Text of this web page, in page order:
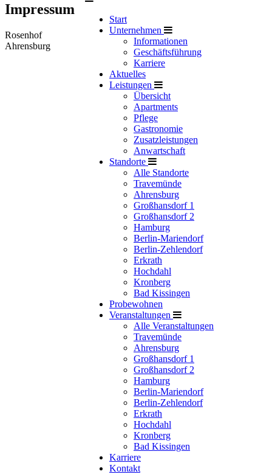
Start
Unternehmen
Informationen
Geschäftsführung
Karriere
Aktuelles
Leistungen
Übersicht
Apartments
Pflege
Gastronomie
Zusatzleistungen
Anwartschaft
Standorte
Alle Standorte
Travemünde
Ahrensburg
Großhansdorf 1
Großhansdorf 2
Hamburg
Berlin-Mariendorf
Berlin-Zehlendorf
Erkrath
Hochdahl
Kronberg
Bad Kissingen
Probewohnen
Veranstaltungen
Alle Veranstaltungen
Travemünde
Ahrensburg
Großhansdorf 1
Großhansdorf 2
Hamburg
Berlin-Mariendorf
Berlin-Zehlendorf
Erkrath
Hochdahl
Kronberg
Bad Kissingen
Karriere
Kontakt
Impressum
Rosenhof
Ahrensburg